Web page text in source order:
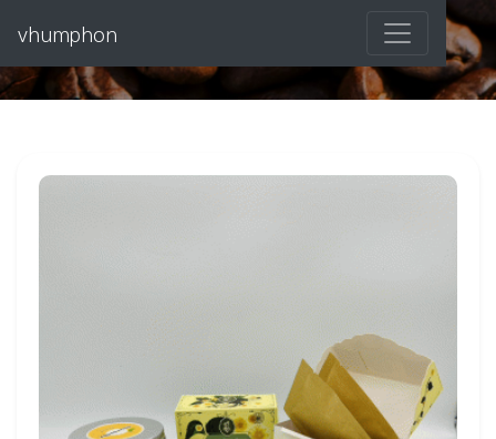
vhumphon